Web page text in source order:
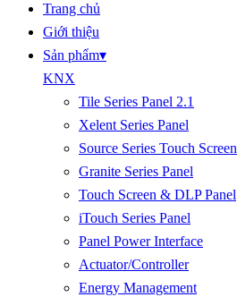
Trang chủ
Giới thiệu
Sản phẩm▾
KNX
Tile Series Panel 2.1
Xelent Series Panel
Source Series Touch Screen
Granite Series Panel
Touch Screen & DLP Panel
iTouch Series Panel
Panel Power Interface
Actuator/Controller
Energy Management